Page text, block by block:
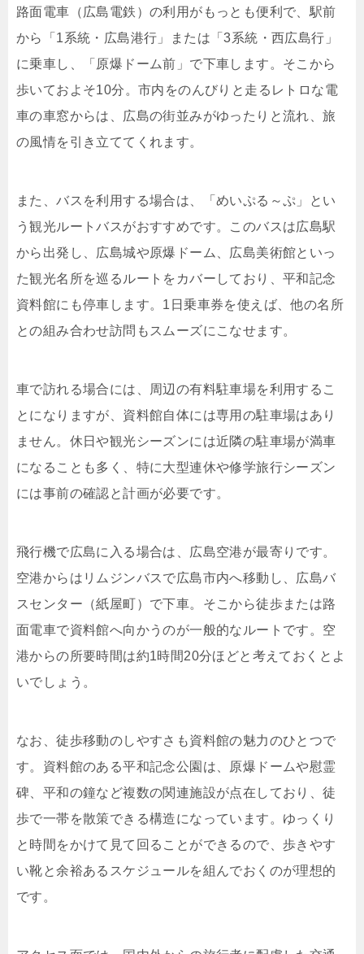
路面電車（広島電鉄）の利用がもっとも便利で、駅前
から「1系統・広島港行」または「3系統・西広島行」
に乗車し、「原爆ドーム前」で下車します。そこから
歩いておよそ10分。市内をのんびりと走るレトロな電
車の車窓からは、広島の街並みがゆったりと流れ、旅
の風情を引き立ててくれます。
また、バスを利用する場合は、「めいぷる～ぷ」とい
う観光ルートバスがおすすめです。このバスは広島駅
から出発し、広島城や原爆ドーム、広島美術館といっ
た観光名所を巡るルートをカバーしており、平和記念
資料館にも停車します。1日乗車券を使えば、他の名所
との組み合わせ訪問もスムーズにこなせます。
車で訪れる場合には、周辺の有料駐車場を利用するこ
とになりますが、資料館自体には専用の駐車場はあり
ません。休日や観光シーズンには近隣の駐車場が満車
になることも多く、特に大型連休や修学旅行シーズン
には事前の確認と計画が必要です。
飛行機で広島に入る場合は、広島空港が最寄りです。
空港からはリムジンバスで広島市内へ移動し、広島バ
スセンター（紙屋町）で下車。そこから徒歩または路
面電車で資料館へ向かうのが一般的なルートです。空
港からの所要時間は約1時間20分ほどと考えておくとよ
いでしょう。
なお、徒歩移動のしやすさも資料館の魅力のひとつで
す。資料館のある平和記念公園は、原爆ドームや慰霊
碑、平和の鐘など複数の関連施設が点在しており、徒
歩で一帯を散策できる構造になっています。ゆっくり
と時間をかけて見て回ることができるので、歩きやす
い靴と余裕あるスケジュールを組んでおくのが理想的
です。